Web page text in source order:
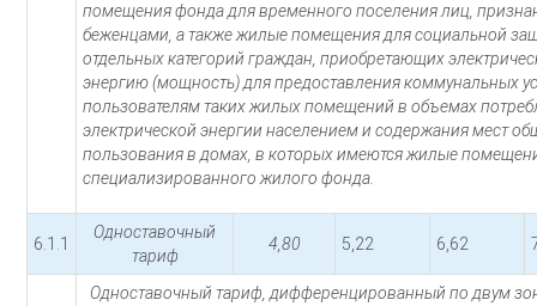
помещения фонда для временного поселения лиц,
беженцами, а также жилые помещения для социальной
отдельных категорий граждан, приобретающих
энергию (мощность) для предоставления коммунальных
пользователям таких жилых помещений в объемах
электрической энергии населением и содержания мест
пользования в домах, в которых имеются жилые
специализированного жилого фонда.
6.1.1
Одноставочный
тариф
4,80 5,22 6,62
Одноставочный тариф, дифференцированный по двум